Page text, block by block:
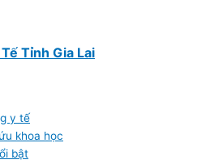
Tỉnh Gia Lai
y tế
khoa học
bật